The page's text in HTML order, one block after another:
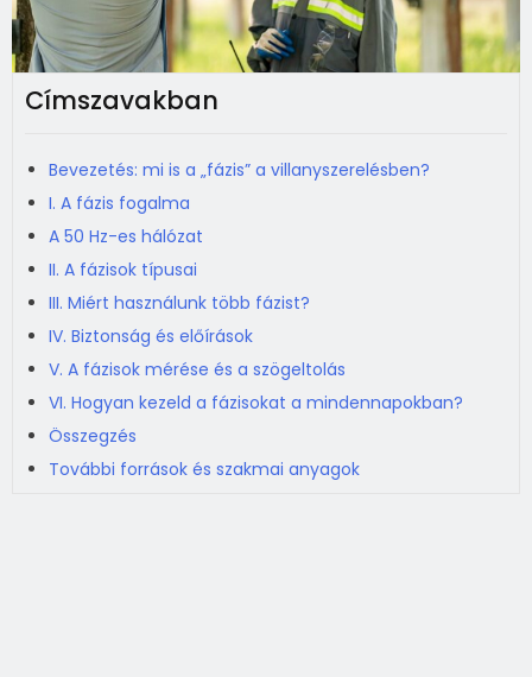
Címszavakban
Bevezetés: mi is a „fázis” a villanyszerelésben?
I. A fázis fogalma
A 50 Hz-es hálózat
II. A fázisok típusai
III. Miért használunk több fázist?
IV. Biztonság és előírások
V. A fázisok mérése és a szögeltolás
VI. Hogyan kezeld a fázisokat a mindennapokban?
Összegzés
További források és szakmai anyagok